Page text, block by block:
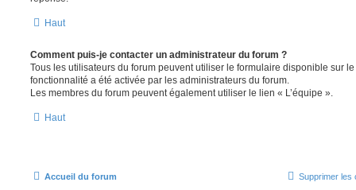
Haut
Comment puis-je contacter un administrateur du forum ?
Tous les utilisateurs du forum peuvent utiliser le formulaire disponible sur
fonctionnalité a été activée par les administrateurs du forum.
Les membres du forum peuvent également utiliser le lien « L’équipe ».
Haut
Accueil du forum Supprimer les